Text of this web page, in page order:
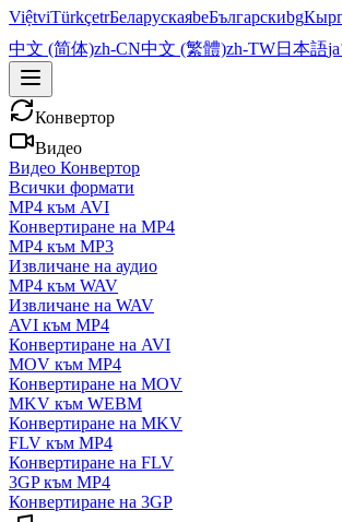
ViệtviTürkçetrБеларускаяbeБългарскиbg
中文 (简体)zh-CN中文 (繁體)zh-TW日本語ja
Конвертор
Видео
Видео Конвертор
Всички формати
MP4 към AVI
Конвертиране на MP4
MP4 към MP3
Извличане на аудио
MP4 към WAV
Извличане на WAV
AVI към MP4
Конвертиране на AVI
MOV към MP4
Конвертиране на MOV
MKV към WEBM
Конвертиране на MKV
FLV към MP4
Конвертиране на FLV
3GP към MP4
Конвертиране на 3GP